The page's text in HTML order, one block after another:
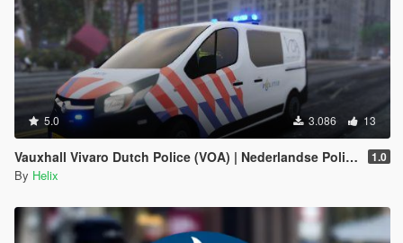
5.0 3.086 13
Vauxhall Vivaro Dutch Police (VOA) | Nederlandse Politie 1.0
By Helix